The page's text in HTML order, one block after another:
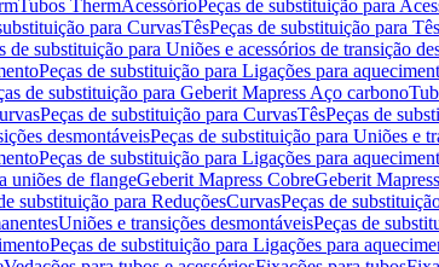
Tubos ThermAcessórioPeças de substituição para
para CurvasTêsPeças de substituição para Tês
de substituição para Uniões e acessórios de transição
Peças de substituição para Ligações para
de substituição para Geberit Mapress Aço carbono
Peças de substituição para CurvasTêsPeças de
desmontáveisPeças de substituição para Uniões e
Peças de substituição para Ligações para
uniões de flangeGeberit Mapress CobreGeberit
substituição para ReduçõesCurvasPeças de
Uniões e transições desmontáveisPeças de
Peças de substituição para Ligações para